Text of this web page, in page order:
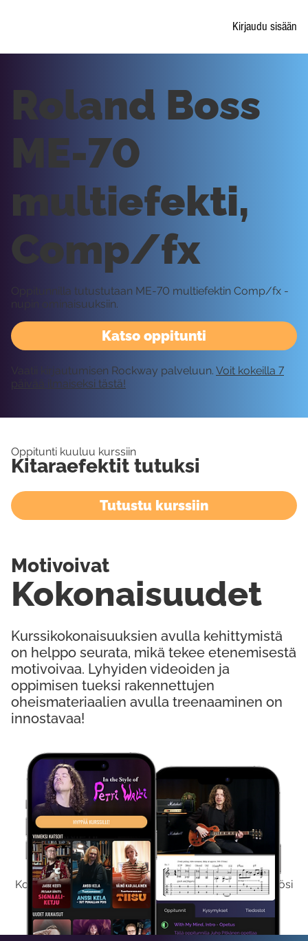
Kirjaudu sisään
Kokeile Ilmaiseksi
Kokeilemalla ilmaiseksi saat koko sisältömme käyttöösi
viikon ajaksi.
Katso oppitunti
Roland Boss
ME-70
multiefekti,
Comp/fx
Oppitunnilla tutustutaan ME-70 multiefektin Comp/fx -
nupin ominaisuuksiin.
Vaatii kirjautumisen Rockway palveluun. Voit kokeilla 7
päivää ilmaiseksi tästä!
Oppitunti kuuluu kurssiin
Kitaraefektit tutuksi
Tutustu kurssiin
Kurssikokonaisuuksien avulla kehittymistä
on helppo seurata, mikä tekee etenemisestä
motivoivaa. Lyhyiden videoiden ja
oppimisen tueksi rakennettujen
oheismateriaalien avulla treenaaminen on
innostavaa!
Kokonaisuudet
Motivoivat